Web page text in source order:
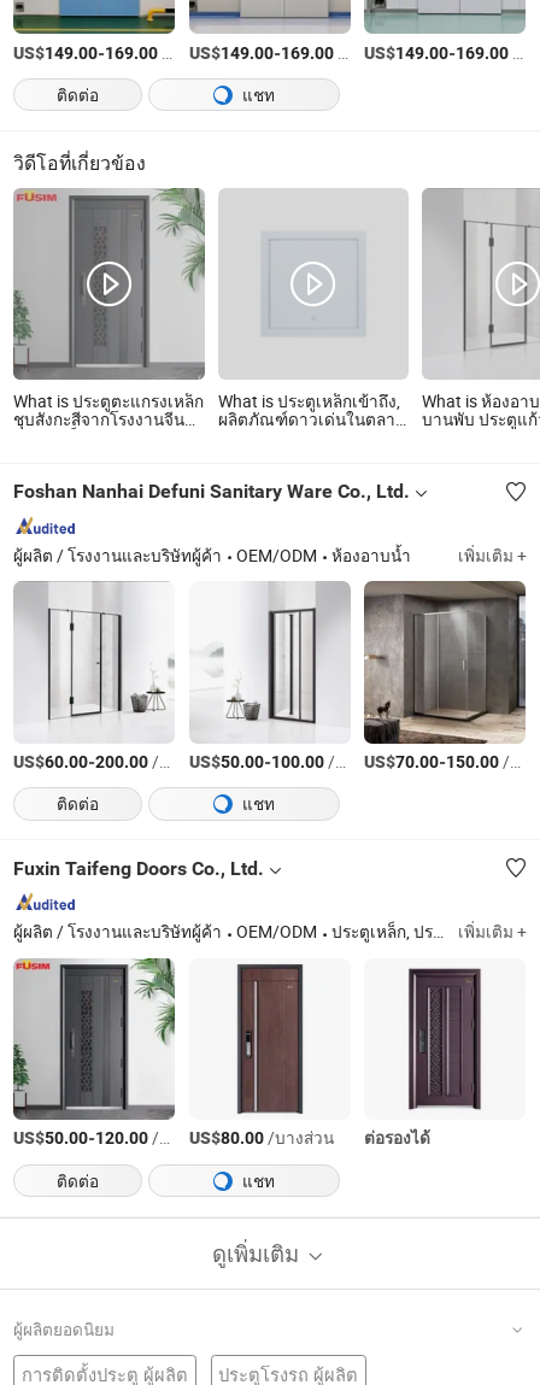
US$149.00-169.00 US$149.00-169.00/ตารางเมตร US$149.00-169.00
ติดต่อ
แชท
วิดีโอที่เกี่ยวข้อง
What is ประตูตะแกรงเหล็ก
ชุบสังกะสีจากโรงงานจีน
What is ประตูเหล็กเข้าถึง,
ผลิตภัณฑ์ดาวเด่นในตลาด
What is ห้องอา
บานพับ ประตูแก้
Foshan Nanhai Defuni Sanitary Ware Co., Ltd.
ผู้ผลิต / โรงงานและบริษัทผู้ค้า OEM/ODM ห้องอาบน้ำ เพิ่มเติม +
US$60.00-200.00/เตรียมตัว US$50.00-100.00/เตรียมตัว US$70.00-150.00/เตรียมตัว
ติดต่อ
แชท
Fuxin Taifeng Doors Co., Ltd.
ผู้ผลิต / โรงงานและบริษัทผู้ค้า OEM/ODM ประตูเหล็ก, ประตูไม้, ประตูสแตนเลส, ประตูพีวีซี, ประตูเกราะ, ประตูทองแดง, ประตูอลูมิเนียมหล่อ เพิ่มเติม +
US$50.00-120.00/บางส่วน US$80.00/บางส่วน
ต่อรองได้
ติดต่อ
แชท
ดูเพิ่มเติม
ผู้ผลิตยอดนิยม
การติดตั้งประตู ผู้ผลิต ประตูโรงรถ ผู้ผลิต